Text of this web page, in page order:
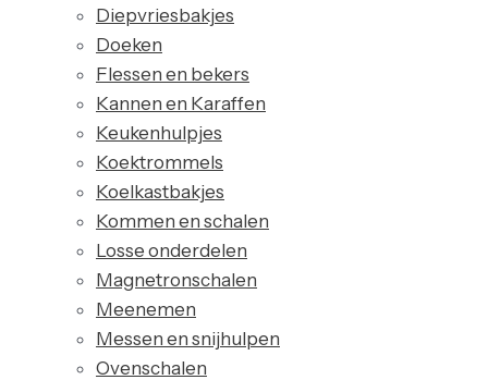
Diepvriesbakjes
Doeken
Flessen en bekers
Kannen en Karaffen
Keukenhulpjes
Koektrommels
Koelkastbakjes
Kommen en schalen
Losse onderdelen
Magnetronschalen
Meenemen
Messen en snijhulpen
Ovenschalen